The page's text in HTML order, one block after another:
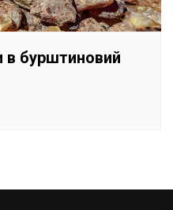
в бурштиновий